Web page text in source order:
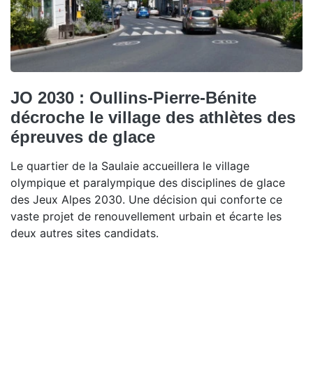
JO 2030 : Oullins-Pierre-Bénite
décroche le village des athlètes des
épreuves de glace
Le quartier de la Saulaie accueillera le village
olympique et paralympique des disciplines de glace
des Jeux Alpes 2030. Une décision qui conforte ce
vaste projet de renouvellement urbain et écarte les
deux autres sites candidats.